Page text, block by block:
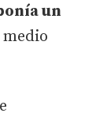
un
medio